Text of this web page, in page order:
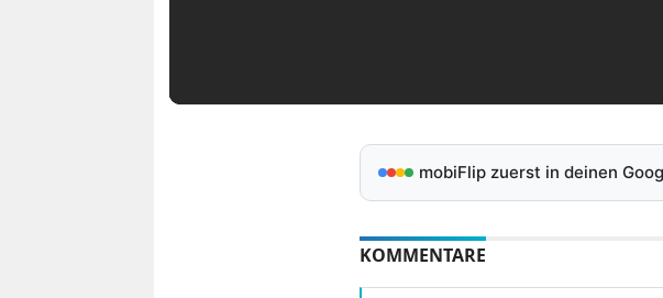
mobiFlip zuerst in deinen
KOMMENTARE